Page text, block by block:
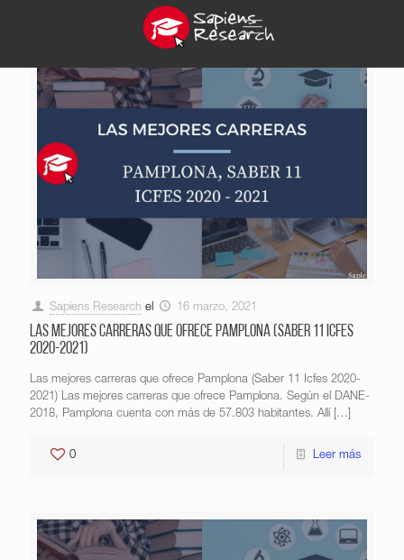
Sapiens Research el 16 marzo, 2021
Las mejores carreras que ofrece Pamplona (Saber 11 Icfes
2020-2021)
Las mejores carreras que ofrece Pamplona (Saber 11 Icfes 2020-
2021) Las mejores carreras que ofrece Pamplona. Según el DANE-
2018, Pamplona cuenta con más de 57.803 habitantes. Allí […]
0 Leer más